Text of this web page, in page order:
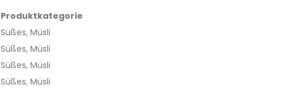
Produktkategorie
Süßes, Müsli
Süßes, Müsli
Süßes, Müsli
Süßes, Müsli